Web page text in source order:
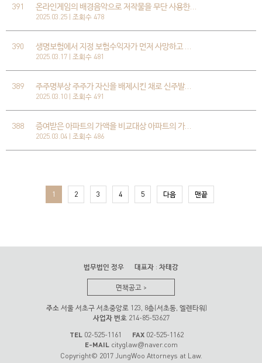
391 온라인게임의 배경음악으로 저작물을 무단 사용한…
2025.03.25 | 조회수 478
390 생명보험에서 지정 보험수익자가 먼저 사망하고 …
2025.03.17 | 조회수 481
389 주주명부상 주주가 자신을 배제시킨 채로 신주발…
2025.03.10 | 조회수 491
388 증여받은 아파트의 가액을 비교대상 아파트의 가…
2025.03.04 | 조회수 486
1 2 3 4 5 다음 맨끝
법무법인 정우 대표자 : 차태강
면책공고 >
주소 서울 서초구 서초중앙로 123, 8층(서초동, 엘렌타워)
사업자 번호214-85-53627
TEL 02-525-1161 FAX 02-525-1162
E-MAIL cityglaw@naver.com
Copyright© 2017 JungWoo Attorneys at Law.